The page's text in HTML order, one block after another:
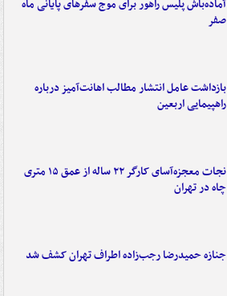
آماده‌باش پلیس راهور برای موج سفرهای پایانی ماه
صفر
بازداشت عامل انتشار مطالب اهانت‌آمیز درباره
راهپیمایی اربعین
نجات معجزه‌آسای کارگر ۲۲ ساله از عمق ۱۵ متری
چاه در تهران
جنازه حمیدرضا رجب‌زاده اطراف تهران کشف شد